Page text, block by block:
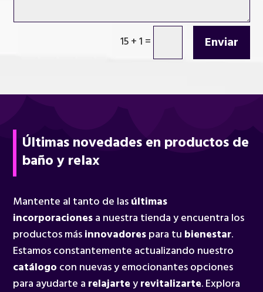
15 + 1 = Enviar
Últimas novedades en productos de
baño y relax
Mantente al tanto de lasúltimas
incorporacionesa nuestra tienda y encuentra los
productos másinnovadorespara tu bienestar.
Estamos constantemente actualizando nuestro
catálogo con nuevas y emocionantes opciones
para ayudarte a relajarteyrevitalizarte. Explora